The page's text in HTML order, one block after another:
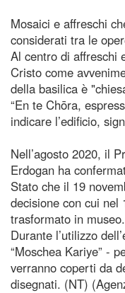
Mosaici e affreschi
considerati tra le
Al centro di affreschi
Cristo come
della basilica è
“En te Chōra,
indicare l’edificio,
Nell’agosto 2020, il
Erdogan ha
Stato che il 19
decisione con cui
trasformato in museo.
Durante l’utilizzo
“Moschea Kariye” -
verranno coperti da
disegnati. (NT)